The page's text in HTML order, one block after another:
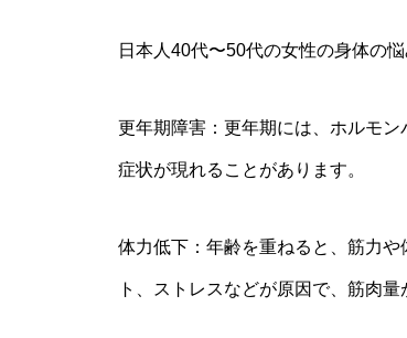
日本人40代〜50代の女性の身体の
更年期障害：更年期には、ホルモ
症状が現れることがあります。
体力低下：年齢を重ねると、筋力
ト、ストレスなどが原因で、筋肉